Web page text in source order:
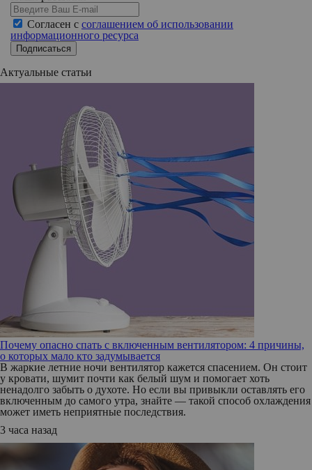
Согласен с соглашением об использовании
информационного ресурса
Подписаться
Актуальные статьи
Почему опасно спать с включенным вентилятором: 4 причины,
о которых мало кто задумывается
В жаркие летние ночи вентилятор кажется спасением. Он стоит
у кровати, шумит почти как белый шум и помогает хоть
ненадолго забыть о духоте. Но если вы привыкли оставлять его
включенным до самого утра, знайте — такой способ охлаждения
может иметь неприятные последствия.
3 часа назад